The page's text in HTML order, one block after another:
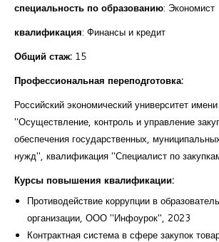
специальность по образованию: Экономист
квалификация: Финансы и кредит
Общий стаж: 15
Профессиональная переподготовка:
Российский экономический университет
"Осуществление, контроль и управление
обеспечения государственных,
нужд", квалификация "Специалист по
Курсы повышения квалификации:
Противодействие коррупции в
организации, ООО "Инфоурок", 2023
Контрактная система в сфере закупок